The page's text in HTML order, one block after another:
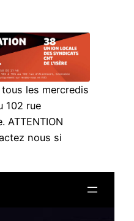
les mercredis
102 rue
ATTENTION
nous si